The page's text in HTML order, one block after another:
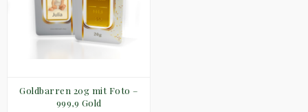
Goldbarren 20g mit Foto –
999,9 Gold